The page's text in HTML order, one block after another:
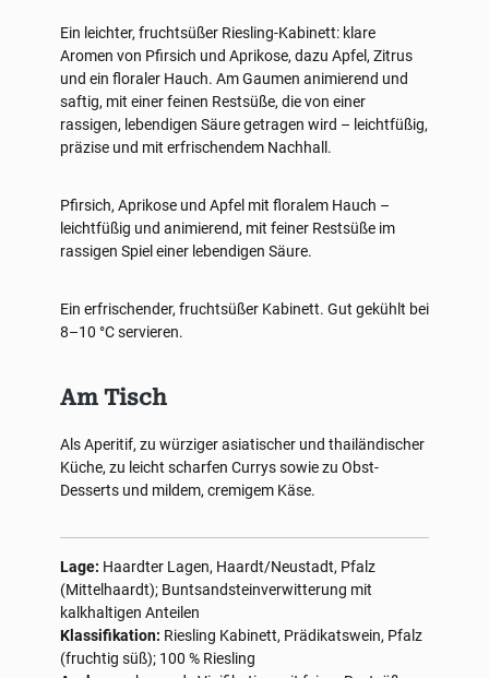
Ein leichter, fruchtsüßer Riesling-Kabinett: klare
Aromen von Pfirsich und Aprikose, dazu Apfel, Zitrus
und ein floraler Hauch. Am Gaumen animierend und
saftig, mit einer feinen Restsüße, die von einer
rassigen, lebendigen Säure getragen wird – leichtfüßig,
präzise und mit erfrischendem Nachhall.
Pfirsich, Aprikose und Apfel mit floralem Hauch –
leichtfüßig und animierend, mit feiner Restsüße im
rassigen Spiel einer lebendigen Säure.
Ein erfrischender, fruchtsüßer Kabinett. Gut gekühlt bei
8–10 °C servieren.
Am Tisch
Als Aperitif, zu würziger asiatischer und thailändischer
Küche, zu leicht scharfen Currys sowie zu Obst-
Desserts und mildem, cremigem Käse.
Lage: Haardter Lagen, Haardt/Neustadt, Pfalz
(Mittelhaardt); Buntsandsteinverwitterung mit
kalkhaltigen Anteilen
Klassifikation: Riesling Kabinett, Prädikatswein, Pfalz
(fruchtig süß); 100 % Riesling